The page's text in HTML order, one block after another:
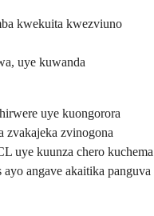
kwekuita kwezviuno
uye kuwanda
uye kuongorora
zvakajeka zvinogona
uye kuunza chero kuchema
angave akaitika panguva